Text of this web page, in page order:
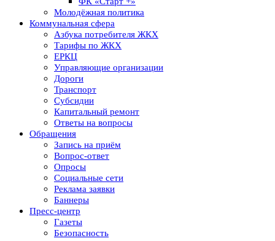
Молодёжная политика
Коммунальная сфера
Азбука потребителя ЖКХ
Тарифы по ЖКХ
ЕРКЦ
Управляющие организации
Дороги
Транспорт
Субсидии
Капитальный ремонт
Ответы на вопросы
Обращения
Запись на приём
Вопрос-ответ
Опросы
Социальные сети
Реклама заявки
Баннеры
Пресс-центр
Газеты
Безопасность